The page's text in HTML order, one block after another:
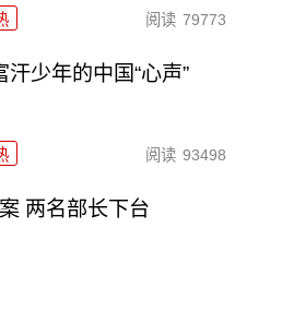
阅读 79773
汗少年的中国“心声”
阅读 93498
两名部长下台